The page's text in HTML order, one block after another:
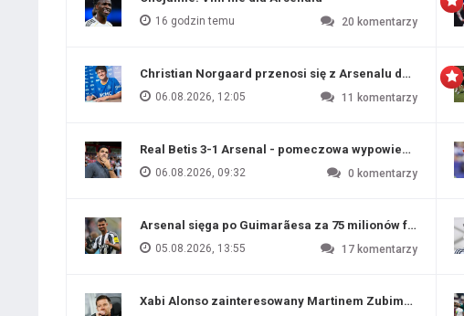
16 godzin temu 20 komentarzy
Christian Norgaard przenosi się z Arsenalu do Evertonu
06.08.2026, 12:05 11 komentarzy
Real Betis 3-1 Arsenal - pomeczowa wypowiedź Artety
06.08.2026, 09:32 0 komentarzy
Arsenal sięga po Guimarãesa za 75 milionów funtów
05.08.2026, 13:55 17 komentarzy
Xabi Alonso zainteresowany Martinem Zubimendim